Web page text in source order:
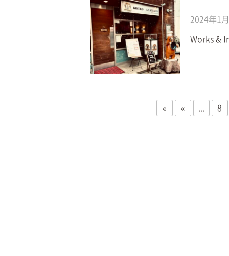
2024年1
Works &
« « 8